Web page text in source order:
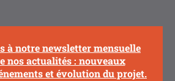
à notre newsletter mensuelle
nos actualités : nouveaux
et évolution du projet.